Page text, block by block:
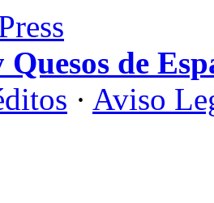
Quesos de
· Aviso